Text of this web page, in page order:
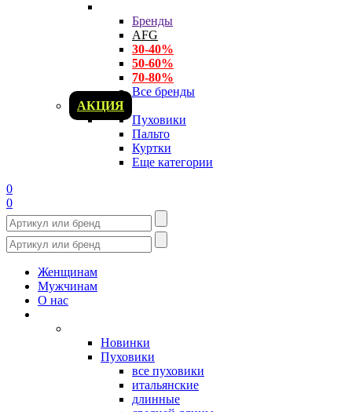
Бренды
AFG
30-40%
50-60%
70-80%
Все бренды
АКЦИЯ
Пуховики
Пальто
Куртки
Еще категории
0
0
Женщинам
Мужчинам
О нас
Новинки
Пуховики
все пуховики
итальянские
длинные